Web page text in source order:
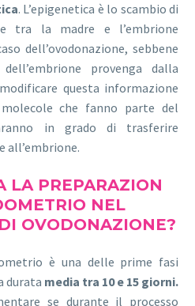
. L’epigenetica è lo scambio di
tra la madre e l’embrione
dell’ovodonazione, sebbene
provenga dalla
questa informazione
che fanno parte del
in grado di trasferire
all’embrione.
LA PREPARAZION
NEL
OVODONAZIONE?
è una delle prime fasi
durata media tra 10 e 15 giorni.
se durante il processo